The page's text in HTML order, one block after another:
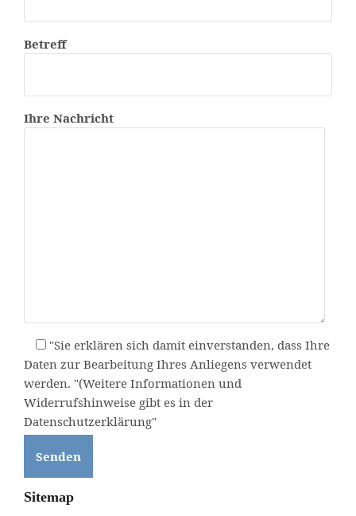
Betreff
Ihre Nachricht
"Sie erklären sich damit einverstanden, dass Ihre
Daten zur Bearbeitung Ihres Anliegens verwendet
werden. "(Weitere Informationen und
Widerrufshinweise gibt es in der
Datenschutzerklärung"
Sitemap